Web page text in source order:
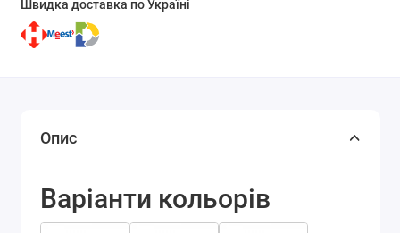
Швидка доставка по Україні
Опис
Варіанти кольорів